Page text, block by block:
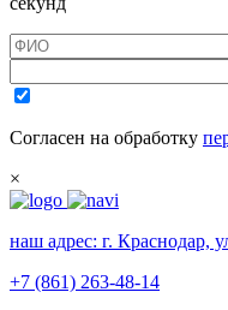
Согласен на обработку
×
наш адрес: г. Краснодар,
+7 (861) 263-48-14